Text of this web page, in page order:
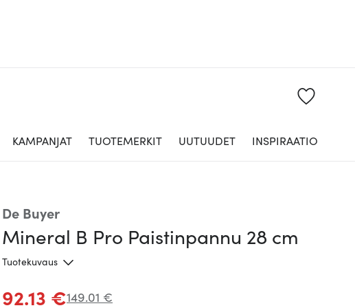
KAMPANJAT TUOTEMERKIT UUTUUDET INSPIRAATIO
De Buyer
Mineral B Pro Paistinpannu 28 cm
Tuotekuvaus
92.13 €149.01 €